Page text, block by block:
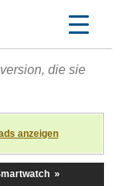
die sie
anzeigen
»